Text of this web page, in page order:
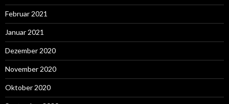
Februar 2021
Januar 2021
Dezember 2020
November 2020
Oktober 2020